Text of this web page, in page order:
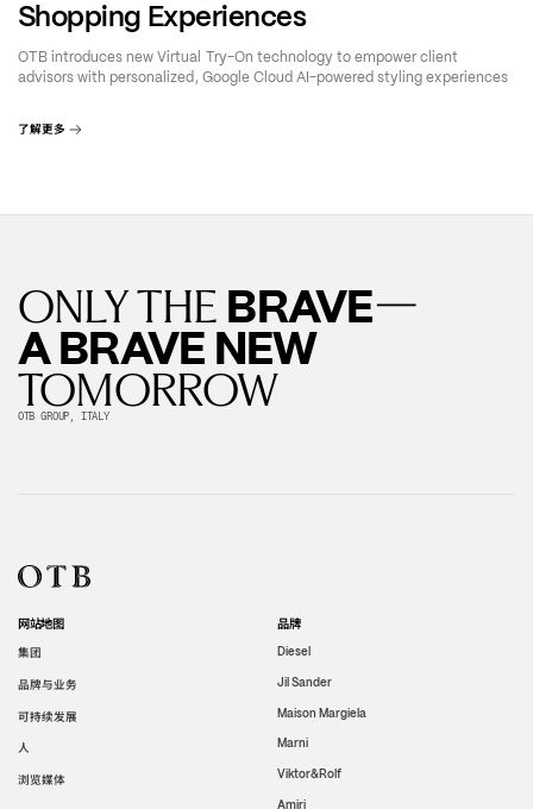
Shopping Experiences
OTB introduces new Virtual Try-On technology to empower client
advisors with personalized, Google Cloud AI-powered styling experiences
了解更多
ONLY THE BRAVE—
A BRAVE NEW
TOMORROW
OTB GROUP, ITALY
网站地图
集团
品牌与业务
可持续发展
人
浏览媒体
品牌
Diesel
Jil Sander
Maison Margiela
Marni
Viktor&Rolf
Amiri